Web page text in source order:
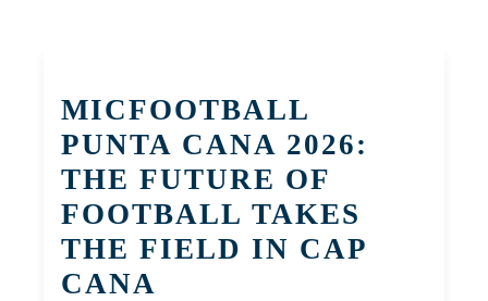
MICFOOTBALL
PUNTA CANA 2026:
THE FUTURE OF
FOOTBALL TAKES
THE FIELD IN CAP
CANA